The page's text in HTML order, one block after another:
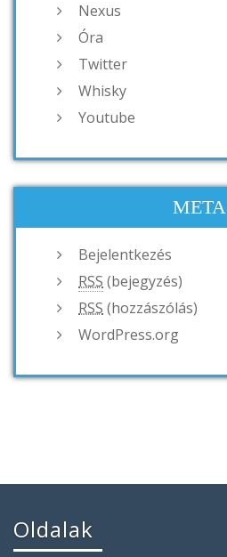
Nexus
Óra
Twitter
Whisky
Youtube
META
Bejelentkezés
RSS (bejegyzés)
RSS (hozzászólás)
WordPress.org
Oldalak